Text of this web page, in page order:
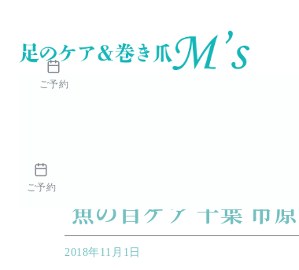
ご予約
ご予約
魚の目ケア 千葉 市
2018年11月1日